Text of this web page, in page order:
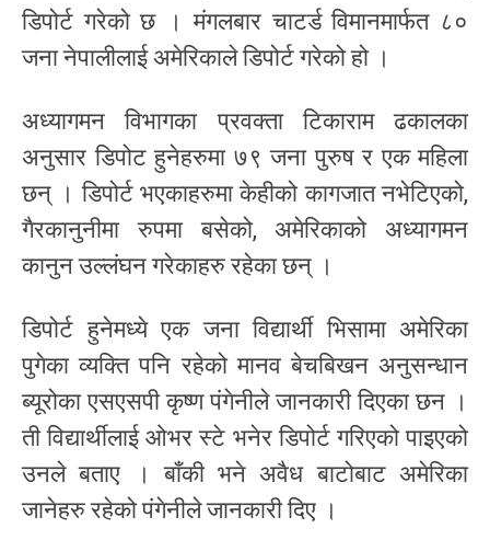
डिपोर्ट गरेको छ । मंगलबार चाटर्ड विमानमार्फत ८०
जना नेपालीलाई अमेरिकाले डिपोर्ट गरेको हो ।
अध्यागमन विभागका प्रवक्ता टिकाराम ढकालका
अनुसार डिपोट हुनेहरुमा ७९ जना पुरुष र एक महिला
छन् । डिपोर्ट भएकाहरुमा केहीको कागजात नभेटिएको,
गैरकानुनीमा रुपमा बसेको, अमेरिकाको अध्यागमन
कानुन उल्लंघन गरेकाहरु रहेका छन् ।
डिपोर्ट हुनेमध्ये एक जना विद्यार्थी भिसामा अमेरिका
पुगेका व्यक्ति पनि रहेको मानव बेचबिखन अनुसन्धान
ब्यूरोका एसएसपी कृष्ण पंगेनीले जानकारी दिएका छन ।
ती विद्यार्थीलाई ओभर स्टे भनेर डिपोर्ट गरिएको पाइएको
उनले बताए । बाँकी भने अवैध बाटोबाट अमेरिका
जानेहरु रहेको पंगेनीले जानकारी दिए ।